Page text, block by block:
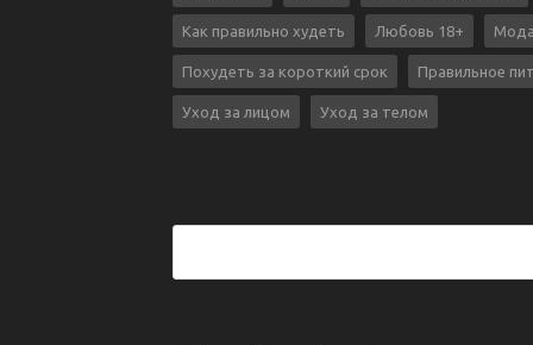
Как правильно худеть Любовь 18+
Похудеть за короткий срок Правильное
Уход за лицом Уход за телом